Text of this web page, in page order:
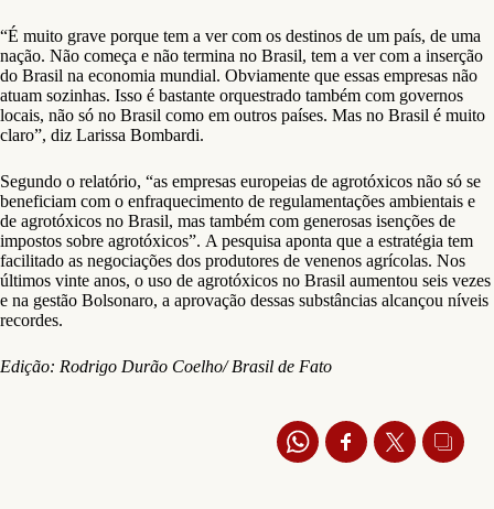
“É muito grave porque tem a ver com os destinos de um país, de uma
nação. Não começa e não termina no Brasil, tem a ver com a inserção
do Brasil na economia mundial. Obviamente que essas empresas não
atuam sozinhas. Isso é bastante orquestrado também com governos
locais, não só no Brasil como em outros países. Mas no Brasil é muito
claro”, diz Larissa Bombardi.
Segundo o relatório, “as empresas europeias de agrotóxicos não só se
beneficiam com o enfraquecimento de regulamentações ambientais e
de agrotóxicos no Brasil, mas também com generosas isenções de
impostos sobre agrotóxicos”. A pesquisa aponta que a estratégia tem
facilitado as negociações dos produtores de venenos agrícolas. Nos
últimos vinte anos, o uso de agrotóxicos no Brasil aumentou seis vezes
e na gestão Bolsonaro, a aprovação dessas substâncias alcançou níveis
recordes.
Edição: Rodrigo Durão Coelho/ Brasil de Fato